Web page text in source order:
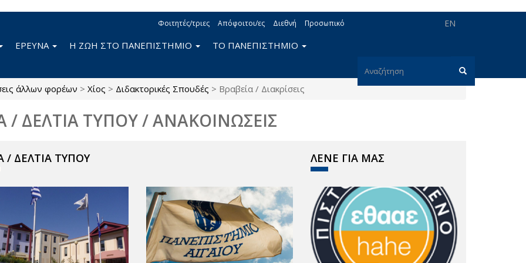
EN
Φοιτητές/τριες Απόφοιτοι/ες Διεθνή Προσωπικό
Φόρμα
ΕΡΕΥΝΑ Η ΖΩΗ ΣΤΟ ΠΑΝΕΠΙΣΤΗΜΙΟ ΤΟ ΠΑΝΕΠΙΣΤΗΜΙΟ
άλλων φορέων > Χίος > Διδακτορικές Σπουδές > Βραβεία / Διακρίσεις
/ ΔΕΛΤΙΑ ΤΥΠΟΥ / ΑΝΑΚΟΙΝΩΣΕΙΣ
/ ΔΕΛΤΙΑ ΤΥΠΟΥ ΛΕΝΕ ΓΙΑ ΜΑΣ